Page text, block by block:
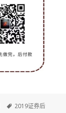
标
2019证券后